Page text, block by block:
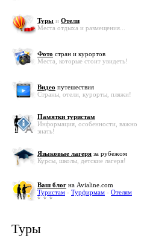
Туры и Отели
Места отдыха и размещения...
Фото стран и курортов
Места, которые стоит увидеть!
Видео путешествия
Страны, отели, курорты, пляжи!
Памятки туристам
Информация, особенности, важно
знать!
Языковые лагеря за рубежом
Курсы, школы, детские лагеря!
Ваш блог на Avialine.com
Туристам - Турфирмам - Отелям
Туры